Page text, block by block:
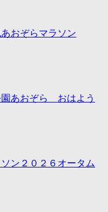
おぞらマラソン
あおぞら おはよう
ン２０２６オータム